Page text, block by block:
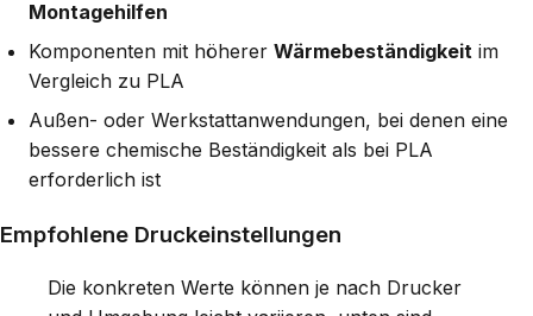
Montagehilfen
Komponenten mit höherer Wärmebeständigkeit im
Vergleich zu PLA
Außen- oder Werkstattanwendungen, bei denen eine
bessere chemische Beständigkeit als bei PLA
erforderlich ist
Empfohlene Druckeinstellungen
Die konkreten Werte können je nach Drucker